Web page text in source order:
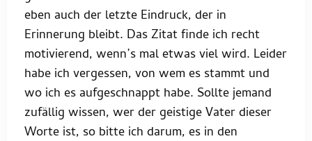
eben auch der letzte Eindruck, der in
Erinnerung bleibt. Das Zitat finde ich recht
motivierend, wenn’s mal etwas viel wird. Leider
habe ich vergessen, von wem es stammt und
wo ich es aufgeschnappt habe. Sollte jemand
zufällig wissen, wer der geistige Vater dieser
Worte ist, so bitte ich darum, es in den